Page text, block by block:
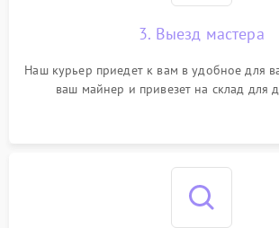
3. Выезд мастера
Наш курьер приедет к вам в удобное для
ваш майнер и привезет на склад для